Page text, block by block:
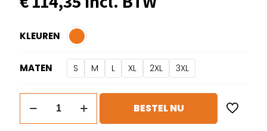
KLEUREN
MATEN S M L XL 2XL 3XL
aantal
BESTEL NU